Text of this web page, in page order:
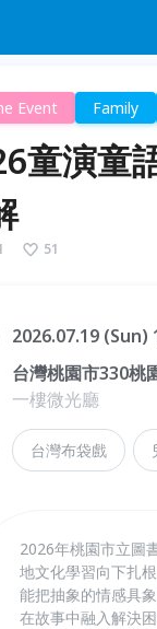
Event Family
童演童
51
2026.07.19 (Sun)
台灣桃園市330桃
一樓微光廳
台灣布袋戲
2026年桃園市立圖
地文化學習向下扎
能把抽象的情感具
在故事中融入解決